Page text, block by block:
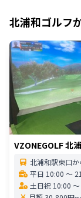
北浦和ゴルフ
VZONEGOLF 北
北浦和駅東口
平日 10:00 〜
土日祝 10:00